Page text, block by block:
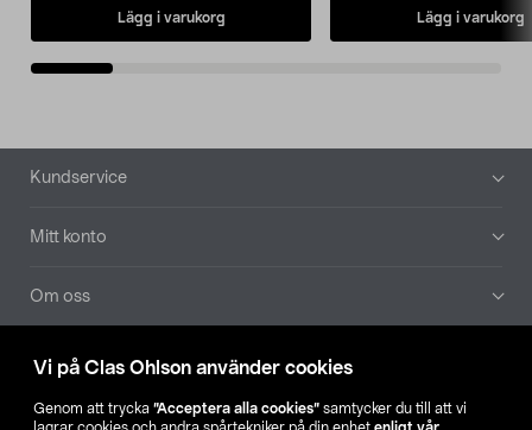
Vi på Clas Ohlson använder cookies
Genom att trycka ”Acceptera alla cookies” samtycker du till att vi
Lägg i varukorg Lägg i varukorg
Sidfot
Kundservice
Mitt konto
Om oss
Aktuellt
Våra bolag